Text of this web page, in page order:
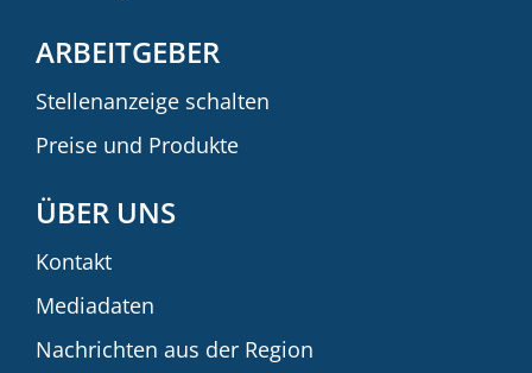
ARBEITGEBER
Stellenanzeige schalten
Preise und Produkte
ÜBER UNS
Kontakt
Mediadaten
Nachrichten aus der Region